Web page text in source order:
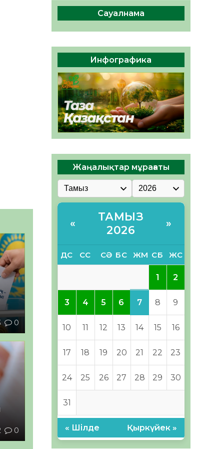
0
0
беруге дайын
ӘРБІР ДАУЫС – ҚОҒАМ
ДАМУЫНА ҚОСЫЛҒАН
ҮЛЕС
05.08.2026
41 0
Сауалнама
Инфографика
Жаңалықтар мұрағаты
«
ТАМЫЗ
2026
»
ДС СС СӘ БС ЖМ СБ ЖС
1 2
3 4 5 6 7 8 9
10 11 12 13 14 15 16
17 18 19 20 21 22 23
24 25 26 27 28 29 30
31
« Шілде Қыркүйек »